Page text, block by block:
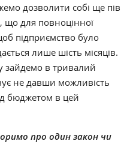
дозволити собі ще пів
що для повноцінної
підприємство було
лише шість місяців.
зайдемо в тривалий
не давши можливість
бюджетом в цей
про один закон чи